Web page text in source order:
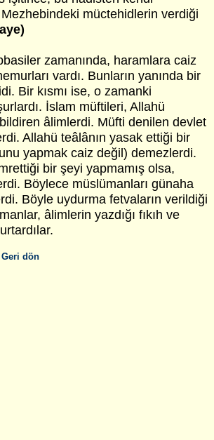
müctehidlerin verdiği
zamanında, haramlara caiz
vardı. Bunların yanında bir
Bir kısmı ise, o zamanki
İslam müftileri, Allahü
âlimlerdi. Müfti denilen devlet
Allahü teâlânın yasak ettiği bir
yapmak caiz değil) demezlerdi.
bir şeyi yapmamış olsa,
Böylece müslümanları günaha
Böyle uydurma fetvaların verildiği
âlimlerin yazdığı fıkıh ve
Geri dön